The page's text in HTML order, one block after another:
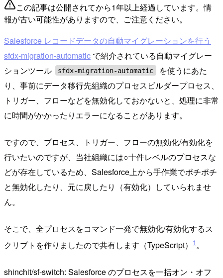
この記事は公開されてから1年以上経過しています。情
報が古い可能性がありますので、ご注意ください。
Salesforce レコードデータの自動マイグレーションを行う
sfdx-migration-automatic で紹介されている自動マイグレー
ションツール
sfdx-migration-automatic
を使うにあた
り、事前にデータ移行先組織のプロセスビルダープロセス、
トリガー、フローなどを無効化しておかないと、処理に非常
に時間がかかったりエラーになることがあります。
ですので、プロセス、トリガー、フローの無効化/有効化を
行いたいのですが、当社組織には○十件レベルのプロセスな
どが存在しているため、Salesforce上から手作業でポチポチ
と無効化したり、元に戻したり（有効化）していられませ
ん。
そこで、全プロセスをコマンド一発で無効化/有効化するス
クリプトを作りましたので共有します（TypeScript） 1。
shinchit/sf-switch: Salesforce のプロセスを一括オン・オフ